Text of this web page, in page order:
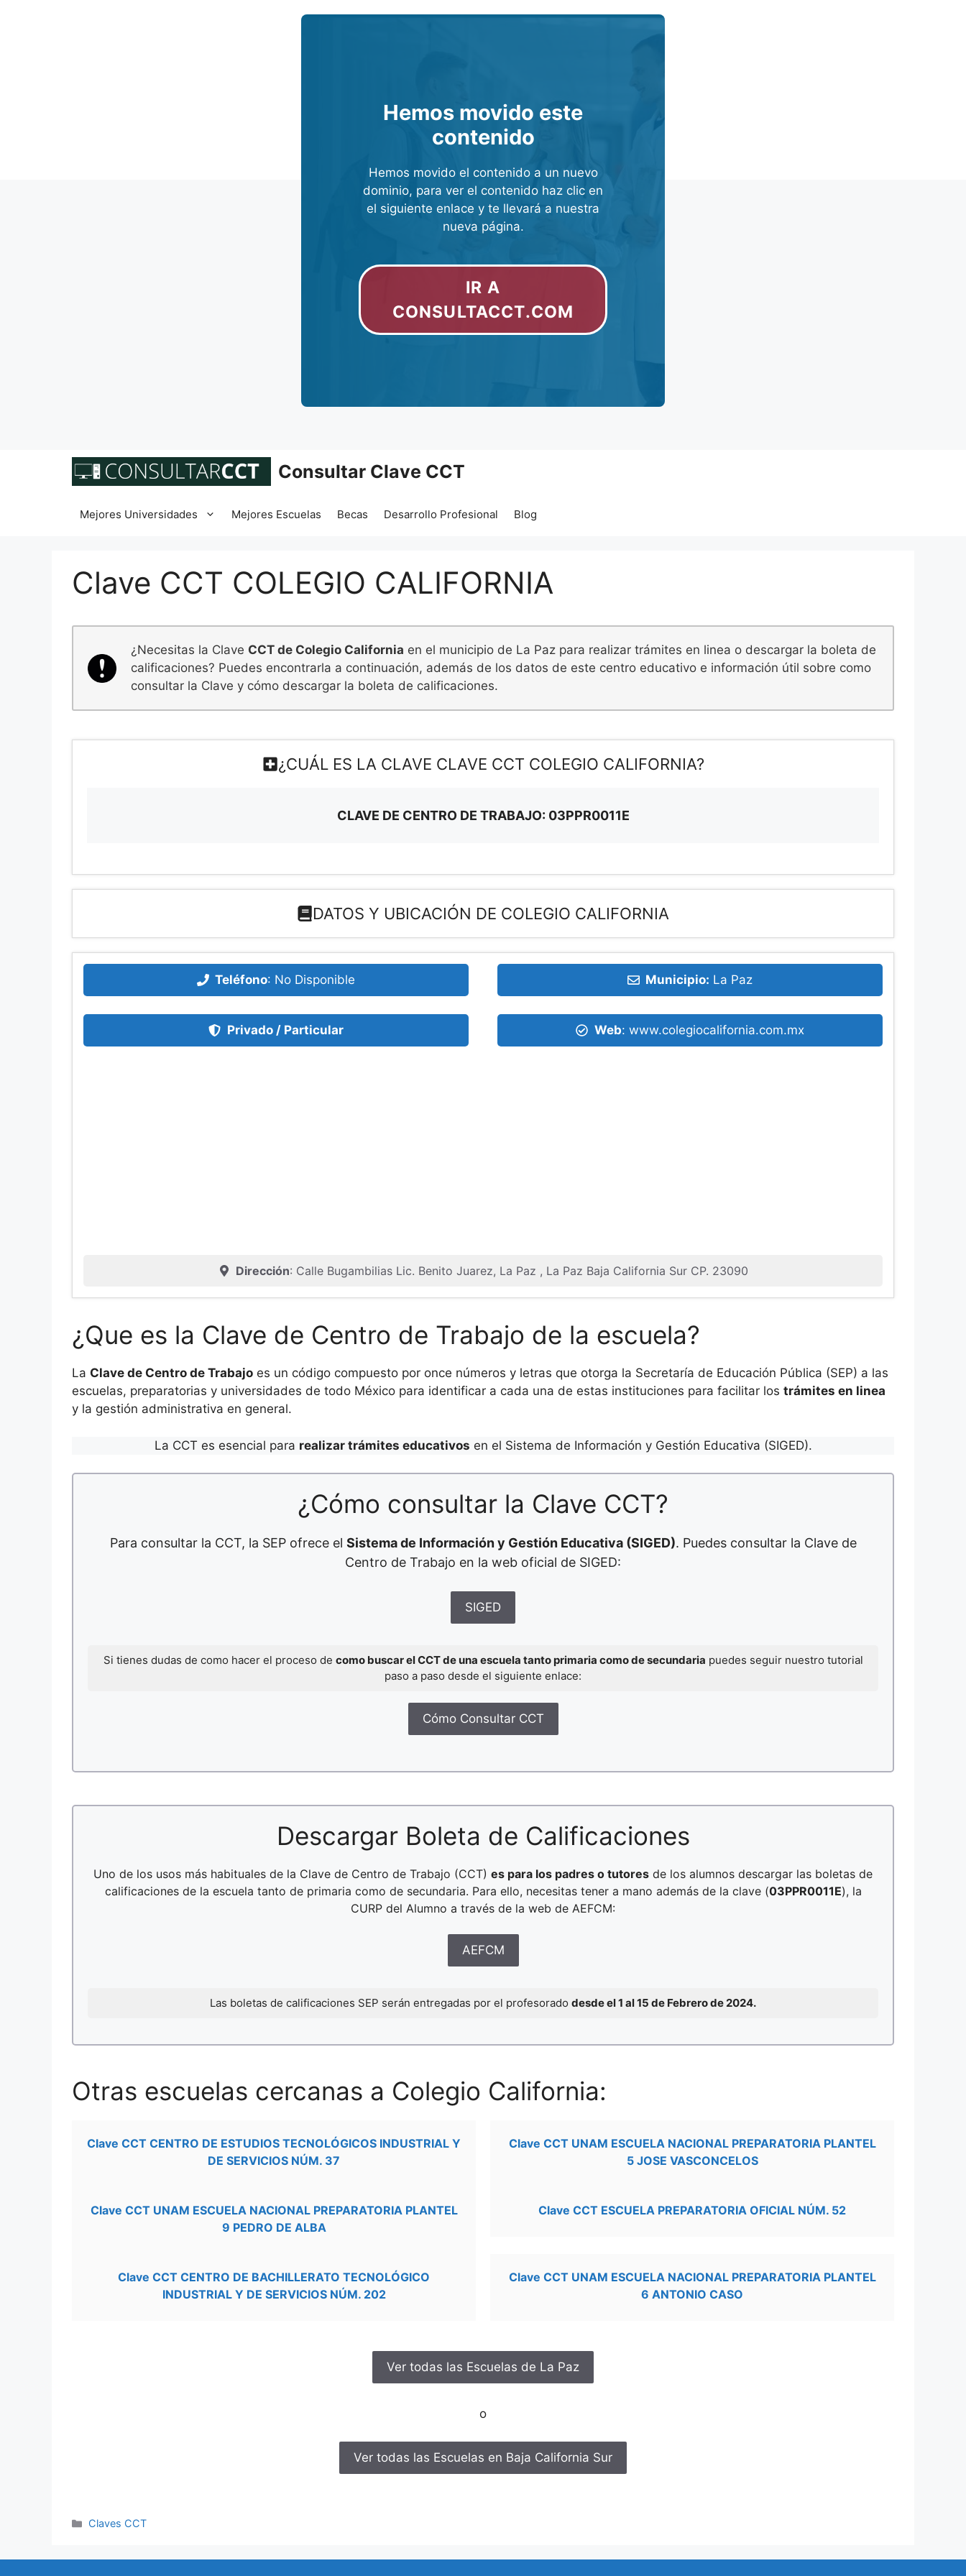
Hemos movido este
contenido
Hemos movido el contenido a un nuevo
dominio, para ver el contenido haz clic en
el siguiente enlace y te llevará a nuestra
nueva página.
IR A
CONSULTACCT.COM
Consultar Clave CCT
Mejores Universidades Mejores Escuelas Becas Desarrollo Profesional Blog
Clave CCT COLEGIO CALIFORNIA
¿Necesitas la Clave CCT de Colegio California en el municipio de La Paz para realizar trámites en linea o descargar la boleta de
calificaciones? Puedes encontrarla a continuación, además de los datos de este centro educativo e información útil sobre como
consultar la Clave y cómo descargar la boleta de calificaciones.
¿CUÁL ES LA CLAVE CLAVE CCT COLEGIO CALIFORNIA?
CLAVE DE CENTRO DE TRABAJO: 03PPR0011E
DATOS Y UBICACIÓN DE COLEGIO CALIFORNIA
Teléfono: No Disponible Municipio: La Paz
Privado / Particular Web: www.colegiocalifornia.com.mx
Dirección: Calle Bugambilias Lic. Benito Juarez, La Paz , La Paz Baja California Sur CP. 23090
¿Que es la Clave de Centro de Trabajo de la escuela?
La Clave de Centro de Trabajo es un código compuesto por once números y letras que otorga la Secretaría de Educación Pública (SEP) a las
escuelas, preparatorias y universidades de todo México para identificar a cada una de estas instituciones para facilitar los trámites en linea
y la gestión administrativa en general.
La CCT es esencial para realizar trámites educativos en el Sistema de Información y Gestión Educativa (SIGED).
¿Cómo consultar la Clave CCT?
Para consultar la CCT, la SEP ofrece el Sistema de Información y Gestión Educativa (SIGED). Puedes consultar la Clave de
Centro de Trabajo en la web oficial de SIGED:
SIGED
Si tienes dudas de como hacer el proceso de como buscar el CCT de una escuela tanto primaria como de secundaria puedes seguir nuestro tutorial
paso a paso desde el siguiente enlace:
Cómo Consultar CCT
Descargar Boleta de Calificaciones
Uno de los usos más habituales de la Clave de Centro de Trabajo (CCT) es para los padres o tutores de los alumnos descargar las boletas de
calificaciones de la escuela tanto de primaria como de secundaria. Para ello, necesitas tener a mano además de la clave (03PPR0011E), la
CURP del Alumno a través de la web de AEFCM:
AEFCM
Las boletas de calificaciones SEP serán entregadas por el profesorado desde el 1 al 15 de Febrero de 2024.
Otras escuelas cercanas a Colegio California:
Clave CCT CENTRO DE ESTUDIOS TECNOLÓGICOS INDUSTRIAL Y
DE SERVICIOS NÚM. 37
Clave CCT UNAM ESCUELA NACIONAL PREPARATORIA PLANTEL
5 JOSE VASCONCELOS
Clave CCT UNAM ESCUELA NACIONAL PREPARATORIA PLANTEL
9 PEDRO DE ALBA
Clave CCT ESCUELA PREPARATORIA OFICIAL NÚM. 52
Clave CCT CENTRO DE BACHILLERATO TECNOLÓGICO
INDUSTRIAL Y DE SERVICIOS NÚM. 202
Clave CCT UNAM ESCUELA NACIONAL PREPARATORIA PLANTEL
6 ANTONIO CASO
Ver todas las Escuelas de La Paz
o
Ver todas las Escuelas en Baja California Sur
Categorías
Claves CCT